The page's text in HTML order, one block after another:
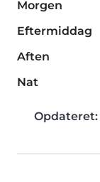
Morgen
Eftermiddag
Aften
Nat
Opdateret: